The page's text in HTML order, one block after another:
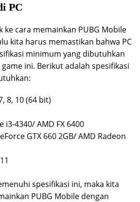
PC
ke cara memainkan PUBG Mobile
kita harus memastikan bahwa PC
minimum yang dibutuhkan
ini. Berikut adalah spesifikasi
8, 10 (64 bit)
i3-4340/ AMD FX 6400
GTX 660 2GB/ AMD Radeon
spesifikasi ini, maka kita
PUBG Mobile dengan